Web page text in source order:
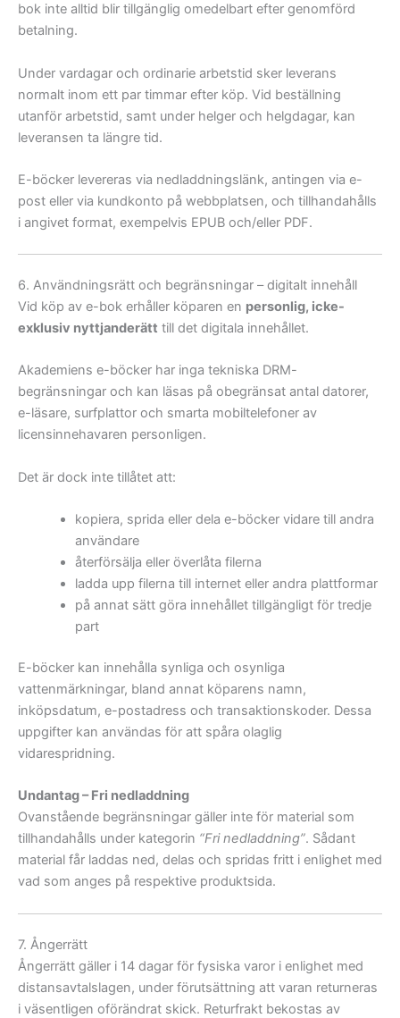
bok inte alltid blir tillgänglig omedelbart efter genomförd
betalning.
Under vardagar och ordinarie arbetstid sker leverans
normalt inom ett par timmar efter köp. Vid beställning
utanför arbetstid, samt under helger och helgdagar, kan
leveransen ta längre tid.
E-böcker levereras via nedladdningslänk, antingen via e-
post eller via kundkonto på webbplatsen, och tillhandahålls
i angivet format, exempelvis EPUB och/eller PDF.
6. Användningsrätt och begränsningar – digitalt innehåll
Vid köp av e-bok erhåller köparen en personlig, icke-
exklusiv nyttjanderätt till det digitala innehållet.
Akademiens e-böcker har inga tekniska DRM-
begränsningar och kan läsas på obegränsat antal datorer,
e-läsare, surfplattor och smarta mobiltelefoner av
licensinnehavaren personligen.
Det är dock inte tillåtet att:
kopiera, sprida eller dela e-böcker vidare till andra
användare
återförsälja eller överlåta filerna
ladda upp filerna till internet eller andra plattformar
på annat sätt göra innehållet tillgängligt för tredje
part
E-böcker kan innehålla synliga och osynliga
vattenmärkningar, bland annat köparens namn,
inköpsdatum, e-postadress och transaktionskoder. Dessa
uppgifter kan användas för att spåra olaglig
vidarespridning.
Undantag – Fri nedladdning
Ovanstående begränsningar gäller inte för material som
tillhandahålls under kategorin “Fri nedladdning”. Sådant
material får laddas ned, delas och spridas fritt i enlighet med
vad som anges på respektive produktsida.
7. Ångerrätt
Ångerrätt gäller i 14 dagar för fysiska varor i enlighet med
distansavtalslagen, under förutsättning att varan returneras
i väsentligen oförändrat skick. Returfrakt bekostas av